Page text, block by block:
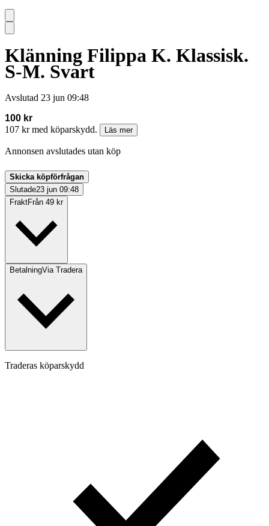
Klänning Filippa K. Klassisk.
S-M. Svart
Avslutad 23 jun 09:48
100 kr
107 kr med köparskydd.
Läs mer
Annonsen avslutades utan köp
Skicka köpförfrågan
Slutade23 jun 09:48
FraktFrån 49 kr
BetalningVia Tradera
Traderas köparskydd